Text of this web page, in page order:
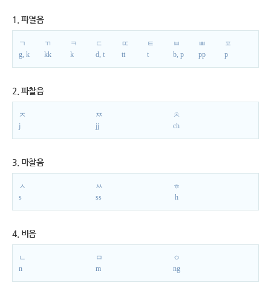
1. 파열음
ㄱ
g, k
ㄲ
kk
ㅋ
k
ㄷ
d, t
ㄸ
tt
ㅌ
t
ㅂ
b, p
ㅃ
pp
ㅍ
p
2. 파찰음
ㅈ
j
ㅉ
jj
ㅊ
ch
3. 마찰음
ㅅ
s
ㅆ
ss
ㅎ
h
4. 비음
ㄴ
n
ㅁ
m
ㅇ
ng